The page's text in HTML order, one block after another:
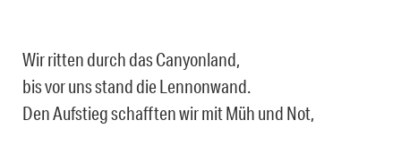
Wir ritten durch das Canyonland,
bis vor uns stand die Lennonwand.
Den Aufstieg schafften wir mit Müh und Not,